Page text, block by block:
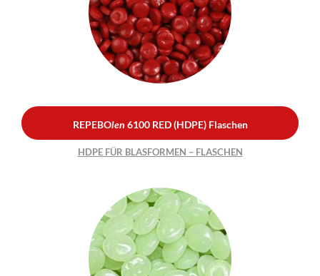
REPEBOlen6100 RED
(HDPE) Flaschen
HDPE FÜR BLASFORMEN –
FLASCHEN
REPEBOlen 6100 RED (HDPE) Flaschen
HDPE FÜR BLASFORMEN – FLASCHEN
REPEBOlen 6100 MATT
DARK (HDPE)